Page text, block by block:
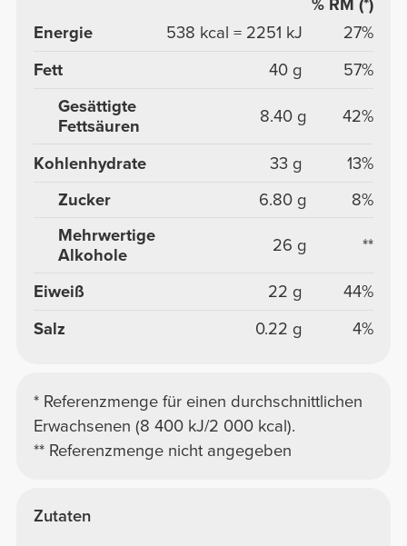
% RM (*)
Energie
538 kcal = 2251 kJ
27%
Fett
40 g
57%
Gesättigte
Fettsäuren
8.40 g 42%
Kohlenhydrate 33 g
13%
Zucker
6.80 g
8%
Mehrwertige
Alkohole
26 g **
Eiweiß 22 g
44%
Salz
0.22 g 4%
* Referenzmenge für einen durchschnittlichen
Erwachsenen (8 400 kJ/2 000 kcal).
** Referenzmenge nicht angegeben
Zutaten